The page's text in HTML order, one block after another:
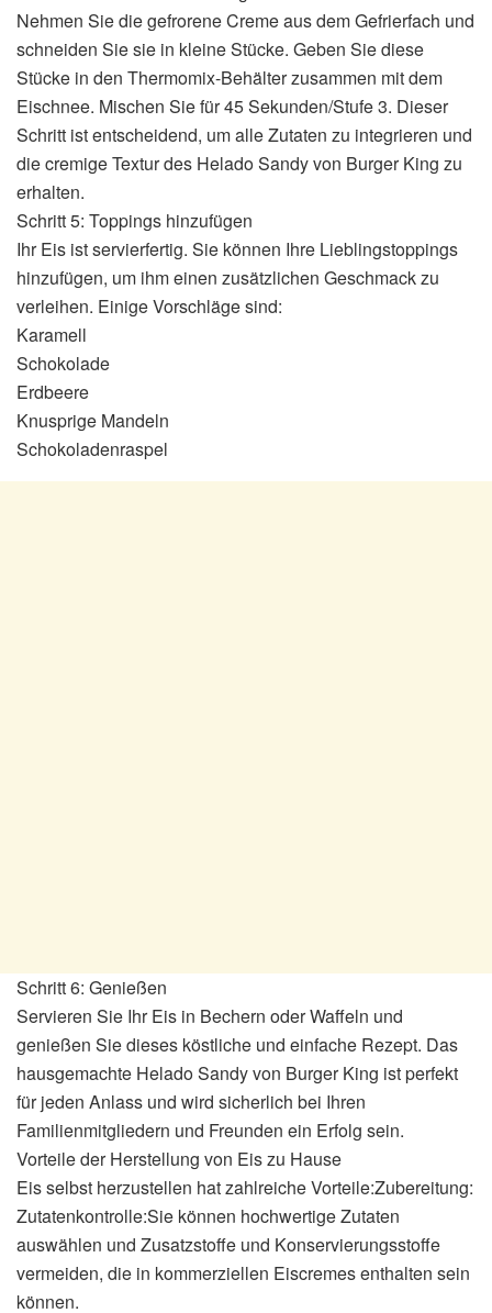
Nehmen Sie die gefrorene Creme aus dem Gefrierfach und
schneiden Sie sie in kleine Stücke. Geben Sie diese
Stücke in den Thermomix-Behälter zusammen mit dem
Eischnee. Mischen Sie für 45 Sekunden/Stufe 3. Dieser
Schritt ist entscheidend, um alle Zutaten zu integrieren und
die cremige Textur des Helado Sandy von Burger King zu
erhalten.
Schritt 5: Toppings hinzufügen
Ihr Eis ist servierfertig. Sie können Ihre Lieblingstoppings
hinzufügen, um ihm einen zusätzlichen Geschmack zu
verleihen. Einige Vorschläge sind:
Karamell
Schokolade
Erdbeere
Knusprige Mandeln
Schokoladenraspel
Schritt 6: Genießen
Servieren Sie Ihr Eis in Bechern oder Waffeln und
genießen Sie dieses köstliche und einfache Rezept. Das
hausgemachte Helado Sandy von Burger King ist perfekt
für jeden Anlass und wird sicherlich bei Ihren
Familienmitgliedern und Freunden ein Erfolg sein.
Vorteile der Herstellung von Eis zu Hause
Eis selbst herzustellen hat zahlreiche Vorteile:Zubereitung:
Zutatenkontrolle:Sie können hochwertige Zutaten
auswählen und Zusatzstoffe und Konservierungsstoffe
vermeiden, die in kommerziellen Eiscremes enthalten sein
können.